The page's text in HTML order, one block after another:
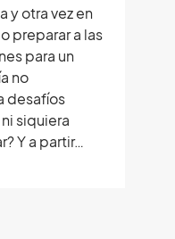
y otra vez en
preparar a las
para un
no
desafíos
siquiera
Y a partir…